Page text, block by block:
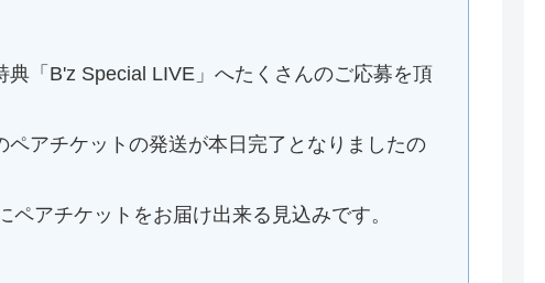
「B'z Special LIVE」へたくさんのご応募を頂
アチケットの発送が本日完了となりましたの
アチケットをお届け出来る見込みです。